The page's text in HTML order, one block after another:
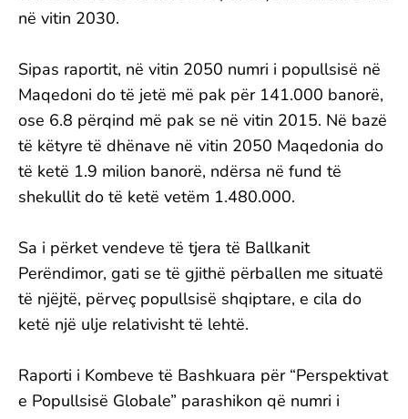
në vitin 2030.
Sipas raportit, në vitin 2050 numri i popullsisë në
Maqedoni do të jetë më pak për 141.000 banorë,
ose 6.8 përqind më pak se në vitin 2015. Në bazë
të këtyre të dhënave në vitin 2050 Maqedonia do
të ketë 1.9 milion banorë, ndërsa në fund të
shekullit do të ketë vetëm 1.480.000.
Sa i përket vendeve të tjera të Ballkanit
Perëndimor, gati se të gjithë përballen me situatë
të njëjtë, përveç popullsisë shqiptare, e cila do
ketë një ulje relativisht të lehtë.
Raporti i Kombeve të Bashkuara për “Perspektivat
e Popullsisë Globale” parashikon që numri i